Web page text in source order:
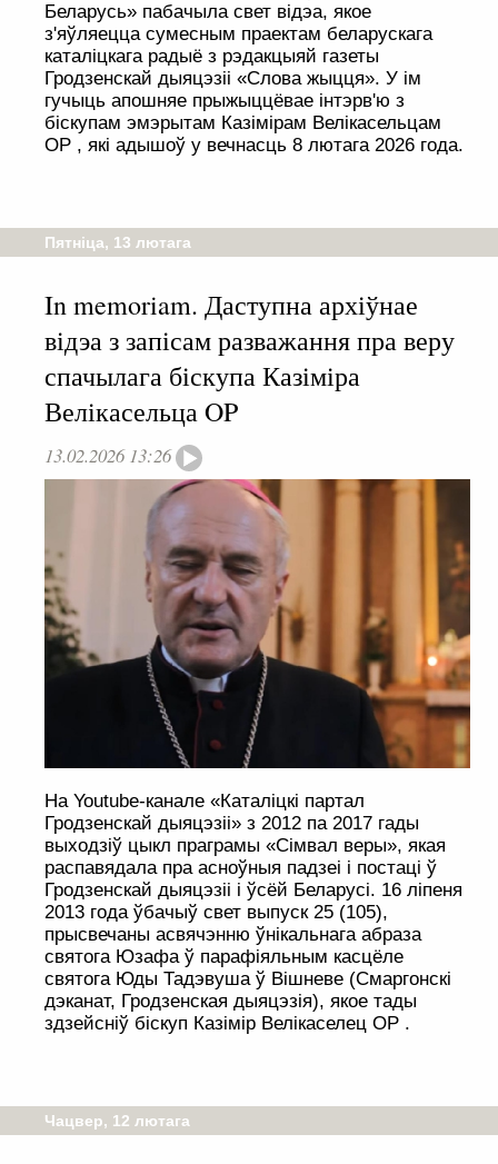
Беларусь» пабачыла свет відэа, якое
з'яўляецца сумесным праектам беларускага
каталіцкага радыё з рэдакцыяй газеты
Гродзенскай дыяцэзіі «Слова жыцця». У ім
гучыць апошняе прыжыццёвае інтэрв'ю з
біскупам эмэрытам Казімірам Велікасельцам
OP , які адышоў у вечнасць 8 лютага 2026 года.
Пятніца, 13 лютага
In memoriam. Даступна архіўнае
відэа з запісам разважання пра веру
спачылага біскупа Казіміра
Велікасельца OP
13.02.2026 13:26
На Youtube-канале «Каталіцкі партал
Гродзенскай дыяцэзіі» з 2012 па 2017 гады
выходзіў цыкл праграмы «Сімвал веры», якая
распавядала пра асноўныя падзеі і постаці ў
Гродзенскай дыяцэзіі і ўсёй Беларусі. 16 ліпеня
2013 года ўбачыў свет выпуск 25 (105),
прысвечаны асвячэнню ўнікальнага абраза
святога Юзафа ў парафіяльным касцёле
святога Юды Тадэвуша ў Вішневе (Смаргонскі
дэканат, Гродзенская дыяцэзія), якое тады
здзейсніў біскуп Казімір Велікаселец OP .
Чацвер, 12 лютага